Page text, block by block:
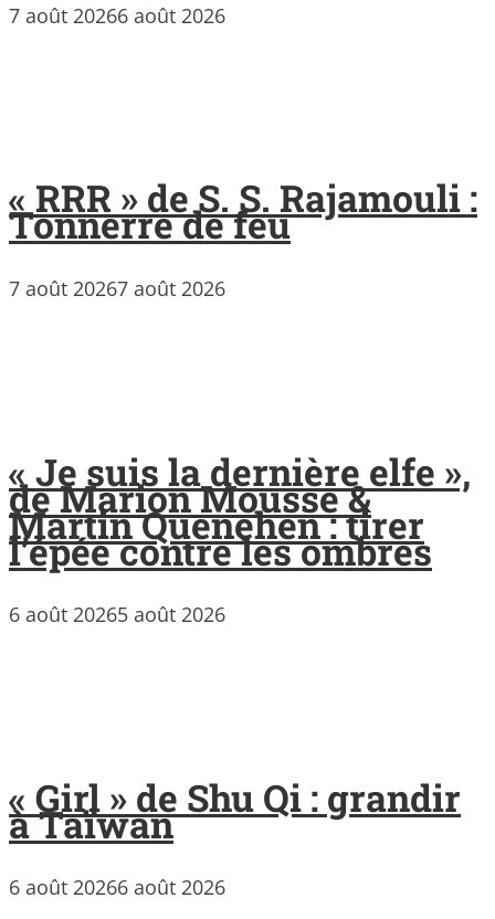
7 août 20266 août 2026
« RRR » de S. S. Rajamouli :
Tonnerre de feu
7 août 20267 août 2026
« Je suis la dernière elfe »,
de Marion Mousse &
Martin Quenehen : tirer
l’épée contre les ombres
6 août 20265 août 2026
« Girl » de Shu Qi : grandir
à Taïwan
6 août 20266 août 2026